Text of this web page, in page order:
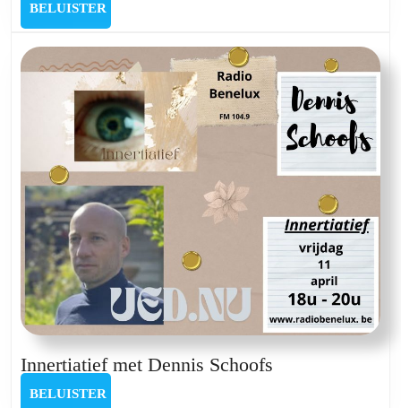
juni
2024
BELUISTER
Innertiatief met Dennis Schoofs
BELUISTER